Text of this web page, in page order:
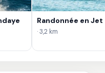
Randonnée en Jet
· 3,2 km